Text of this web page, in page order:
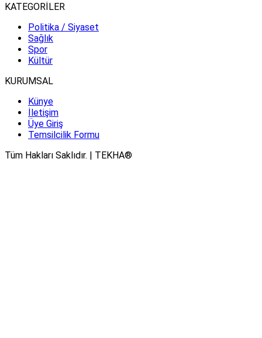
KATEGORİLER
Politika / Siyaset
Sağlık
Spor
Kültür
KURUMSAL
Künye
İletişim
Üye Giriş
Temsilcilik Formu
Tüm Hakları Saklıdır. | TEKHA®